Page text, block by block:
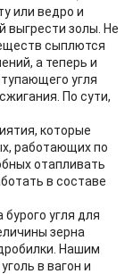
или ведро и
выгрести золы. Не
сыплются
а теперь и
угля
По сути,
которые
работающих по
отапливать
в составе
угля для
зерна
Нашим
в вагон и